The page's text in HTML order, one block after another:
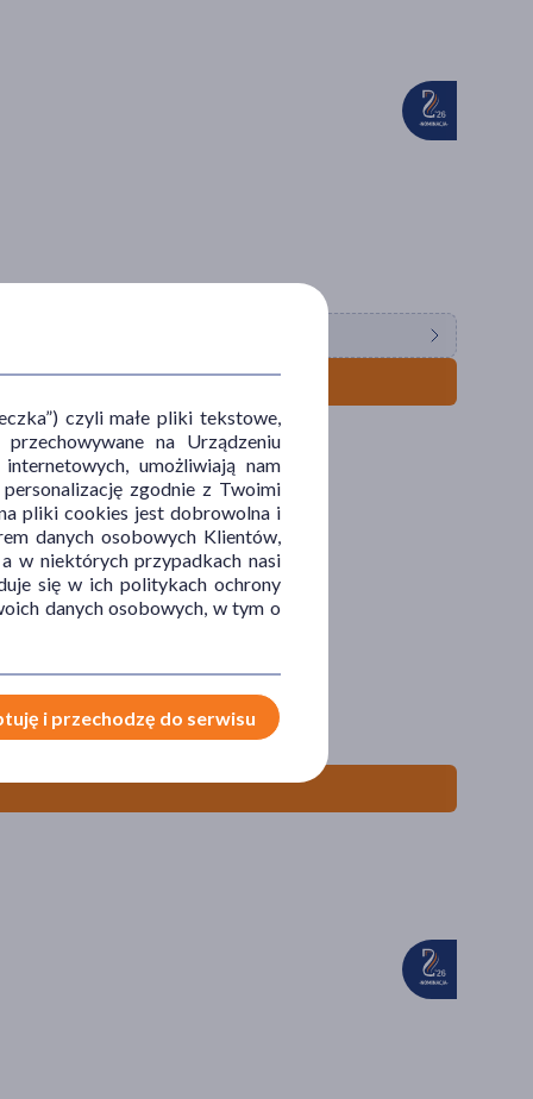
stosowania, 400 ml
czyli małe pliki tekstowe,
na Urządzeniu
umożliwiają nam
zgodnie z Twoimi
pliki cookies jest dobrowolna i
danych osobowych Klientów,
w niektórych przypadkach nasi
się w ich politykach ochrony
danych osobowych, w tym o
i przechodzę do serwisu